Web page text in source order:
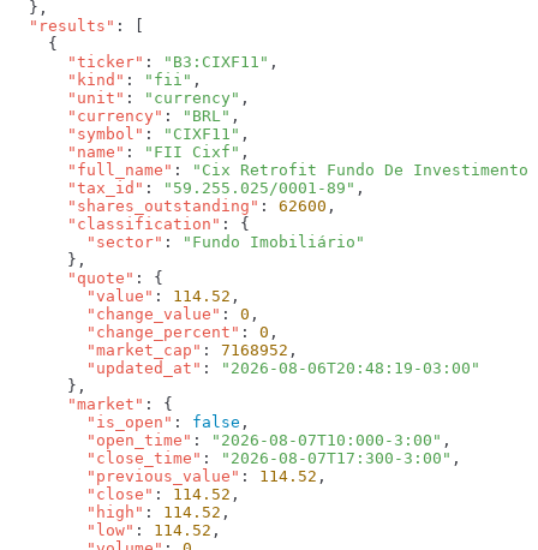
  "results"
      "ticker"
: "B3:CIXF11"
      "kind"
: "fii"
      "unit"
: "currency"
      "currency"
: "BRL"
      "symbol"
: "CIXF11"
      "name"
: "FII Cixf"
      "full_name"
:
"Cix Retrofit Fundo De
      "tax_id"
: "59.255.025/0001-89"
      "shares_outstanding"
: 62600
      "classification"
        "sector"
:
      "quote"
        "value"
: 114.52
        "change_value"
: 0
        "change_percent"
: 0
        "market_cap"
: 7168952
        "updated_at"
:
      "market"
        "is_open"
: false
        "open_time"
: "2026-08-07T10:000-3:00"
        "close_time"
: "2026-08-07T17:300-3:00"
        "previous_value"
: 114.52
        "close"
: 114.52
        "high"
: 114.52
        "low"
: 114.52